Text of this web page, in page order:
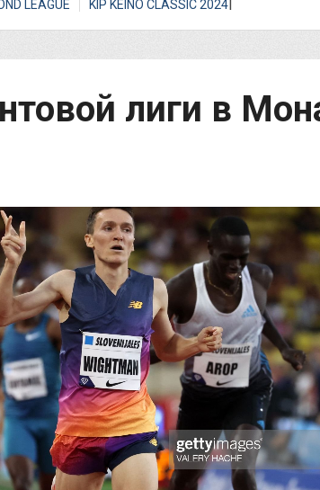
LEAGUE I
KIP KEINO CLASSIC 2024
лиги в